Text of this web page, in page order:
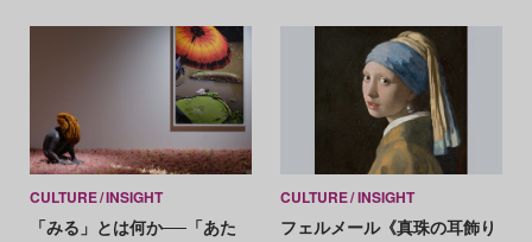
CULTURE INSIGHT
「みる」とは何か──「あた
CULTURE INSIGHT
フェルメール《真珠の耳飾り